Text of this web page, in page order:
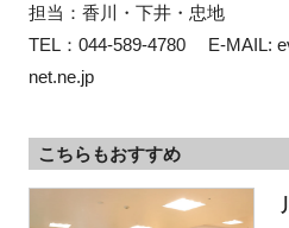
担当：香川・下井・忠地
TEL：044‐589‐4780　 E-MAIL:
net.ne.jp
こちらもおすすめ